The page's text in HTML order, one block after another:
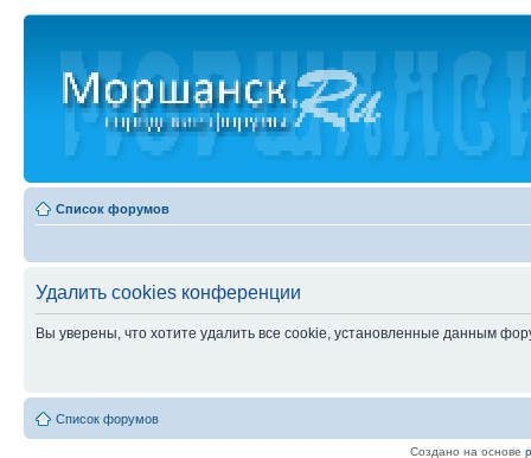
Список форумов
Удалить cookies конференции
Вы уверены, что хотите удалить все cookie, установленные данным
Список форумов
Создано на основе